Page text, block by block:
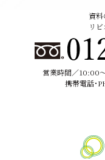
資料
リ
営業時間／10:00
携帯電話･